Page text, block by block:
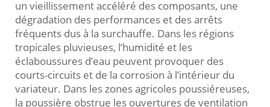
un vieillissement accéléré des composants, une
dégradation des performances et des arrêts
fréquents dus à la surchauffe. Dans les régions
tropicales pluvieuses, l’humidité et les
éclaboussures d’eau peuvent provoquer des
courts-circuits et de la corrosion à l’intérieur du
variateur. Dans les zones agricoles poussiéreuses,
la poussière obstrue les ouvertures de ventilation